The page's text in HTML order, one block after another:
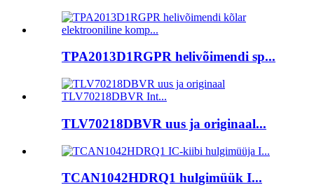
TPA2013D1RGPR helivõimendi sp...
TLV70218DBVR uus ja originaal...
TCAN1042HDRQ1 hulgimüük I...